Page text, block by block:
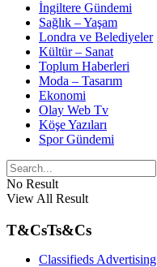
İngiltere Gündemi
Sağlık – Yaşam
Londra ve Belediyeler
Kültür – Sanat
Toplum Haberleri
Moda – Tasarım
Ekonomi
Olay Web Tv
Köşe Yazıları
Spor Gündemi
No Result
View All Result
T&CsTs&Cs
Classifieds Advertising